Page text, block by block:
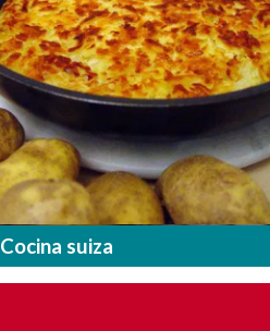
Cocina suiza